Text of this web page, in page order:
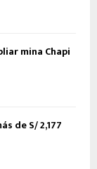
mina Chapi
de S/ 2,177